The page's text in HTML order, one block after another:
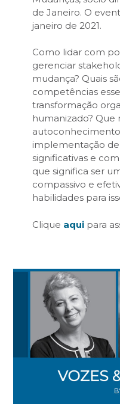
de Janeiro. O
janeiro de 2021.
Como lidar com
gerenciar
mudança? Quais
competências
transformação
humanizado? Que
implementação
significativas e
que significa ser
compassivo e
habilidades para
Clique aqui para